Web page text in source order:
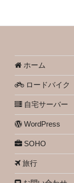
ホーム
ロードバイク
自宅サーバー
WordPress
SOHO
旅行